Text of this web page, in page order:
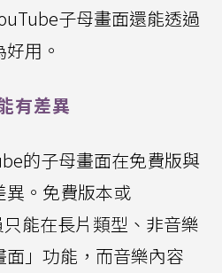
子母畫面還能透過
用。
有差異
的子母畫面在免費版與
異。免費版本或
能在長片類型、非音樂
」功能，而音樂內容